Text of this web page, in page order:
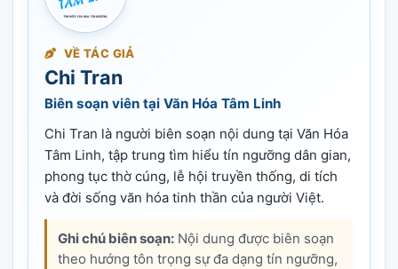
VỀ TÁC GIẢ
Chi Tran
Biên soạn viên tại Văn Hóa Tâm Linh
Chi Tran là người biên soạn nội dung tại Văn Hóa
Tâm Linh, tập trung tìm hiểu tín ngưỡng dân gian,
phong tục thờ cúng, lễ hội truyền thống, di tích
và đời sống văn hóa tinh thần của người Việt.
Ghi chú biên soạn: Nội dung được biên soạn
theo hướng tôn trọng sự đa dạng tín ngưỡng,